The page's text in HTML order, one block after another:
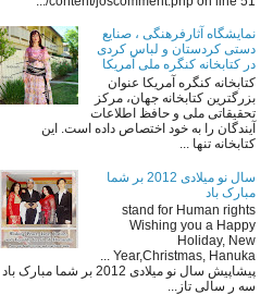
نمایشگاه آثارفرهنگی ، صنایع
دستی کردستان و لباس کردی
در کتابخانه کنگره ملی آمریکا
کتابخانه کنگره آمریکا عنوان
بزرگترین کتابخانه جهان، مرکز
تحقیقاتی ملی و حافظ اطلاعات
آیندگان را به خود اختصاص داده است. این
کتابخانه تنها ...
سال نو میلادی 2012 بر شما
مبارک باد
stand for Human rights
Wishing you a Happy
Holiday, New
Year,Christmas, Hanuka ...
پیشاپیش سال نو میلادی 2012 بر شما مبارک باد
سه ر سالی تاز...